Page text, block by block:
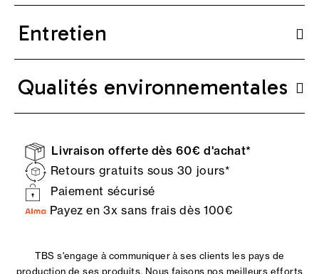
Entretien
Qualités environnementales
Livraison offerte dès 60€ d'achat*
Retours gratuits sous 30 jours*
Paiement sécurisé
Payez en 3x sans frais dès 100€
TBS s'engage à communiquer à ses clients les pays de
production de ses produits. Nous faisons nos meilleurs efforts